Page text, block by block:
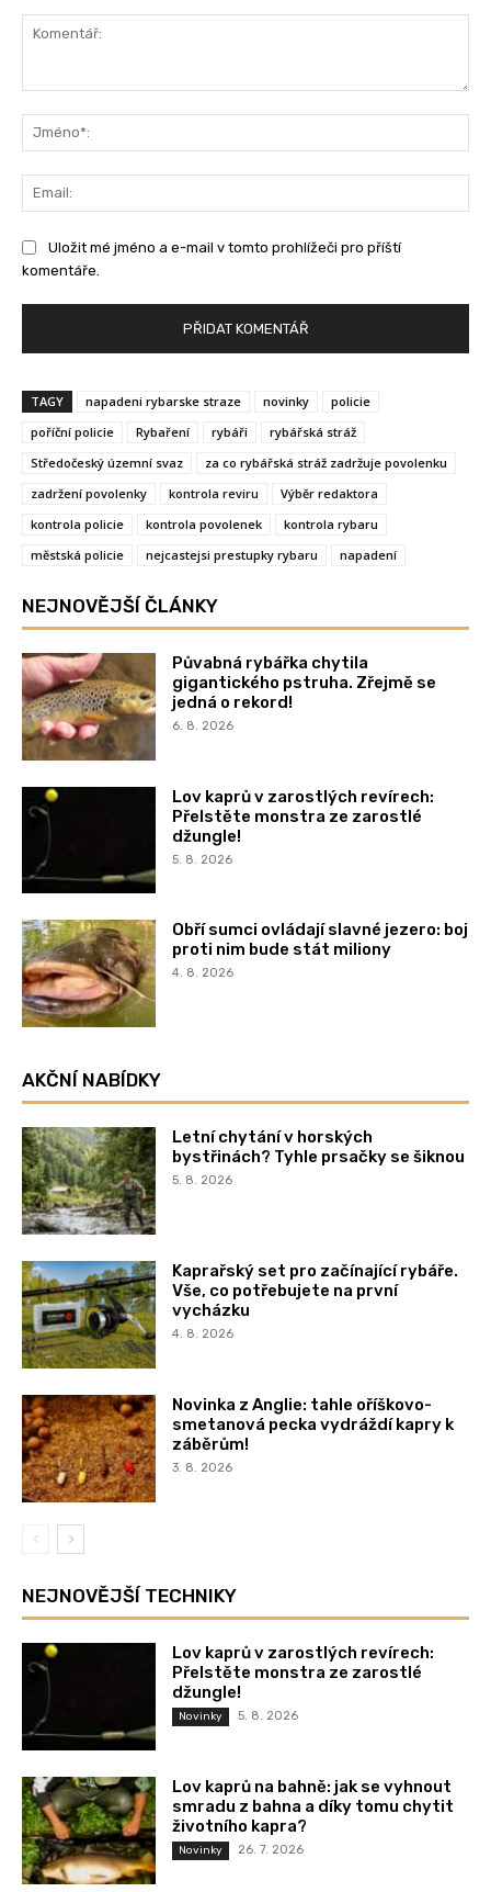
Uložit mé jméno a e-mail v tomto prohlížeči pro příští
komentáře.
TAGY napadeni rybarske straze novinky
policie
poříční policie
Rybaření rybáři
rybářská stráž
Středočeský územní svaz
za co rybářská stráž zadržuje povolenku
zadržení povolenky
kontrola reviru
Výběr redaktora
kontrola policie
kontrola povolenek
kontrola rybaru
městská policie
nejcastejsi prestupky rybaru napadení
NEJNOVĚJŠÍ ČLÁNKY
Půvabná rybářka chytila
gigantického pstruha. Zřejmě se
jedná o rekord!
6. 8. 2026
Lov kaprů v zarostlých revírech:
Přelstěte monstra ze zarostlé
džungle!
5. 8. 2026
Obří sumci ovládají slavné jezero: boj
proti nim bude stát miliony
4. 8. 2026
AKČNÍ NABÍDKY
Letní chytání v horských
bystřinách? Tyhle prsačky se šiknou
5. 8. 2026
Kaprařský set pro začínající rybáře.
Vše, co potřebujete na první
vycházku
4. 8. 2026
Novinka z Anglie: tahle oříškovo-
smetanová pecka vydráždí kapry k
záběrům!
3. 8. 2026
NEJNOVĚJŠÍ TECHNIKY
Lov kaprů v zarostlých revírech:
Přelstěte monstra ze zarostlé
džungle!
Novinky 5. 8. 2026
Lov kaprů na bahně: jak se vyhnout
smradu z bahna a díky tomu chytit
životního kapra?
Novinky 26. 7. 2026